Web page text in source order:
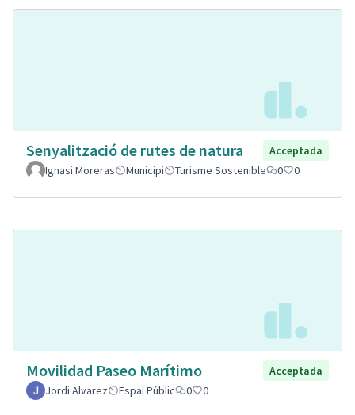
Senyalització de rutes de natura
Acceptada
Ignasi Moreras
Municipi Turisme Sostenible 0 0
Movilidad Paseo Marítimo
Acceptada
Jordi Alvarez
Espai Públic 0 0